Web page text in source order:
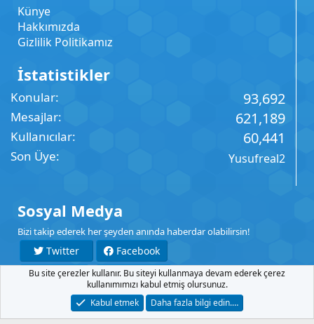
Künye
Hakkımızda
Gizlilik Politikamız
İstatistikler
Konular 93,692
Mesajlar 621,189
Kullanıcılar 60,441
Son Üye Yusufreal2
Sosyal Medya
Bizi takip ederek her şeyden anında haberdar olabilirsin!
Twitter
Facebook
YouTube
Instagram
Şartlar Gizlilik Yardım Anasayfa
R
Bu site çerezler kullanır. Bu siteyi kullanmaya devam ederek çerez
kullanımımızı kabul etmiş olursunuz.
Kabul etmek
Daha fazla bilgi edin.…